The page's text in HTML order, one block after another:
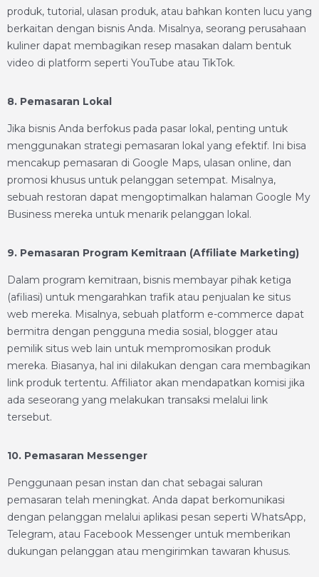
produk, tutorial, ulasan produk, atau bahkan konten lucu yang
berkaitan dengan bisnis Anda. Misalnya, seorang perusahaan
kuliner dapat membagikan resep masakan dalam bentuk
video di platform seperti YouTube atau TikTok.
8. Pemasaran Lokal
Jika bisnis Anda berfokus pada pasar lokal, penting untuk
menggunakan strategi pemasaran lokal yang efektif. Ini bisa
mencakup pemasaran di Google Maps, ulasan online, dan
promosi khusus untuk pelanggan setempat. Misalnya,
sebuah restoran dapat mengoptimalkan halaman Google My
Business mereka untuk menarik pelanggan lokal.
9. Pemasaran Program Kemitraan (Affiliate Marketing)
Dalam program kemitraan, bisnis membayar pihak ketiga
(afiliasi) untuk mengarahkan trafik atau penjualan ke situs
web mereka. Misalnya, sebuah platform e-commerce dapat
bermitra dengan pengguna media sosial, blogger atau
pemilik situs web lain untuk mempromosikan produk
mereka. Biasanya, hal ini dilakukan dengan cara membagikan
link produk tertentu. Affiliator akan mendapatkan komisi jika
ada seseorang yang melakukan transaksi melalui link
tersebut.
10. Pemasaran Messenger
Penggunaan pesan instan dan chat sebagai saluran
pemasaran telah meningkat. Anda dapat berkomunikasi
dengan pelanggan melalui aplikasi pesan seperti WhatsApp,
Telegram, atau Facebook Messenger untuk memberikan
dukungan pelanggan atau mengirimkan tawaran khusus.